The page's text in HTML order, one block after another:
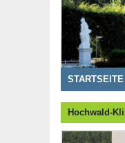
STARTSEITE
Hochwald-